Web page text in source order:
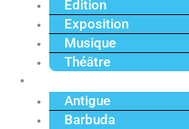
Édition
Exposition
Musique
Théâtre
Antigue
Barbuda